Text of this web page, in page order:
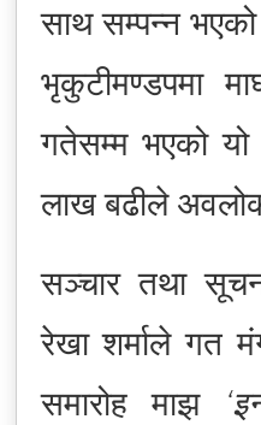
साथ सम्पन्न
भृकुटीमण्डपमा
गतेसम्म भएको यो
लाख बढीले
सञ्चार तथा
रेखा शर्माले गत
समारोह माझ